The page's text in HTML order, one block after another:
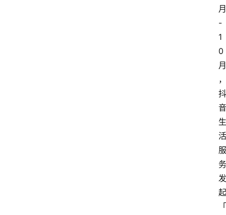
月
-
1
0
月
，
抖
音
生
活
服
务
发
起
「